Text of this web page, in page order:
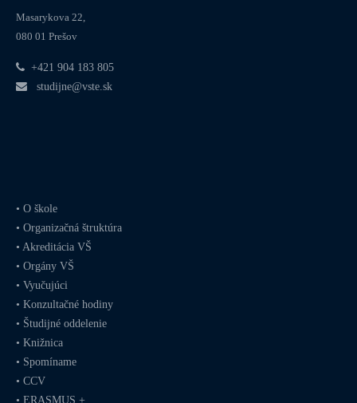
Masarykova 22,
080 01 Prešov
+421 904 183 805
studijne@vste.sk
•O škole
•Organizačná štruktúra
•Akreditácia VŠ
•Orgány VŠ
• Vyučujúci
• Konzultačné hodiny
• Študijné oddelenie
• Knižnica
• Spomíname
•CCV
•ERASMUS +